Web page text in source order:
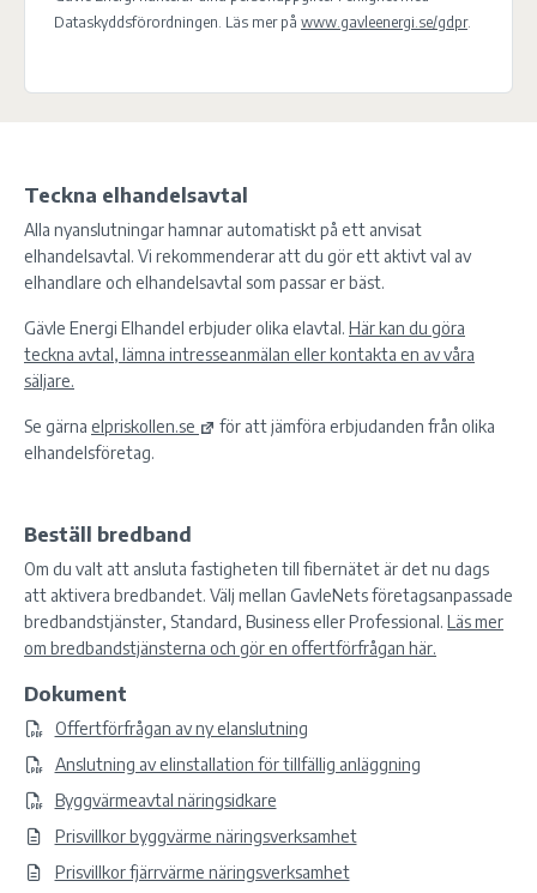
Dataskyddsförordningen. Läs mer på www.gavleenergi.se/gdpr.
Teckna elhandelsavtal
Alla nyanslutningar hamnar automatiskt på ett anvisat
elhandelsavtal. Vi rekommenderar att du gör ett aktivt val av
elhandlare och elhandelsavtal som passar er bäst.
Gävle Energi Elhandel erbjuder olika elavtal. Här kan du göra
teckna avtal, lämna intresseanmälan eller kontakta en av våra
säljare.
Se gärna elpriskollen.se
för att jämföra erbjudanden från olika
elhandelsföretag.
Beställ bredband
Om du valt att ansluta fastigheten till fibernätet är det nu dags
att aktivera bredbandet. Välj mellan GavleNets företagsanpassade
bredbandstjänster, Standard, Business eller Professional. Läs mer
om bredbandstjänsterna och gör en offertförfrågan här.
Dokument
Offertförfrågan av ny elanslutning
Anslutning av elinstallation för tillfällig anläggning
Byggvärmeavtal näringsidkare
Prisvillkor byggvärme näringsverksamhet
Prisvillkor fjärrvärme näringsverksamhet